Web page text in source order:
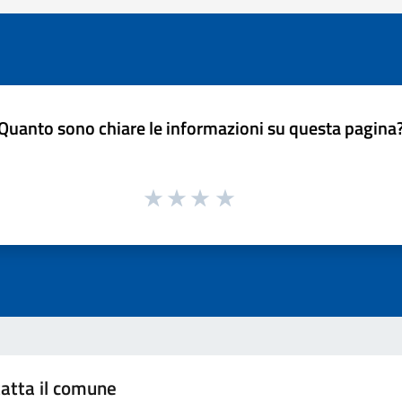
sono chiare le informazioni su questa
il comune